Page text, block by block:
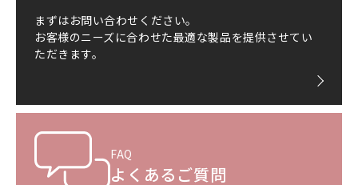
まずはお問い合わせください。
お客様のニーズに合わせた最適な製品を提供させてい
ただきます。
FAQ
よくあるご質問